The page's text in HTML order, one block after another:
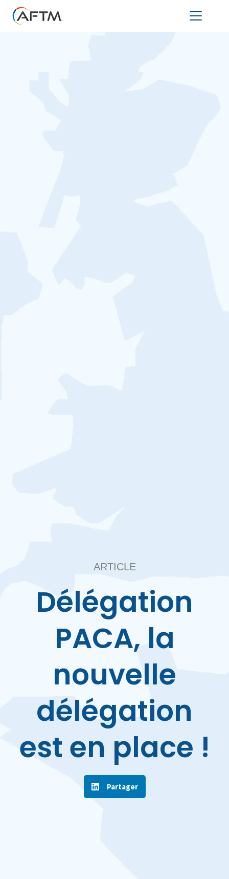
ARTICLE
Délégation
PACA, la
nouvelle
délégation
est en place !
Partager